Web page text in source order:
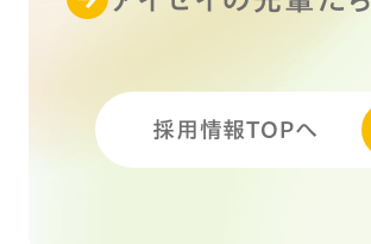
採用情報TOPへ